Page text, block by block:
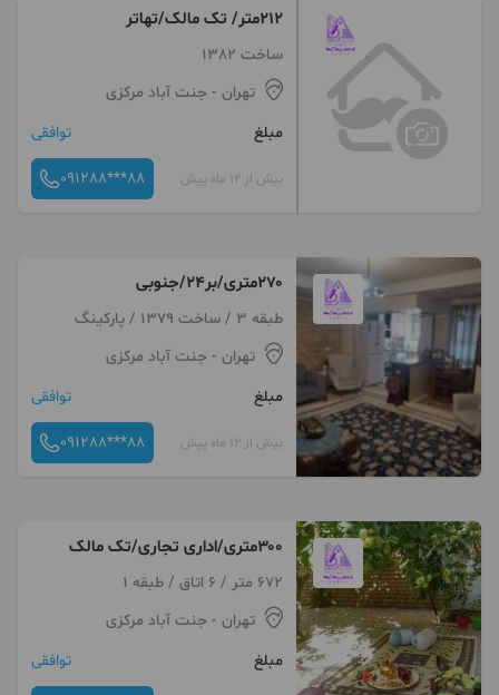
۲۱۲متر/ تک مالک/تهاتر
ساخت 1382
تهران - جنت آباد مرکزی
مبلغ
توافقی
بیش از 12 ماه پیش 091288***88
۲۷۰متری/بر۲۴/جنوبی
طبقه 3 / ساخت 1379 / پارکینگ
تهران - جنت آباد مرکزی
مبلغ
توافقی
بیش از 12 ماه پیش 091288***88
۳۰۰متری/اداری تجاری/تک مالک
672 متر / 6 اتاق / طبقه 1
تهران - جنت آباد مرکزی
مبلغ
توافقی